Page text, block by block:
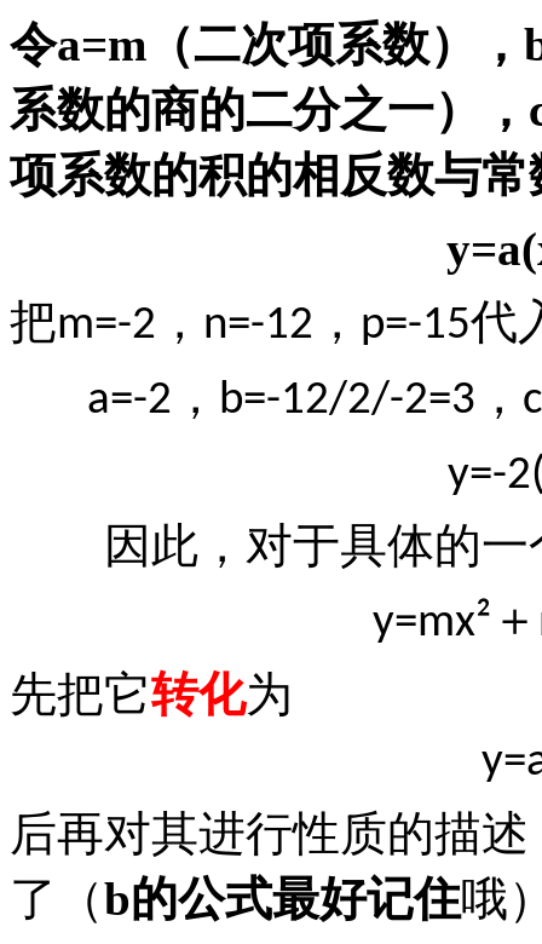
令a=m （二次项系数），
系数的商的二分之一），
项系数的积的相反数与
把m=-2 ， n=-12 ， p=-15代
a=-2 ， b=-12/2/-2=3 ，
y=-
因此，对于具体的一
y=mx² ＋
先把它转化为
后再对其进行性质的描
了（b的公式最好记住哦